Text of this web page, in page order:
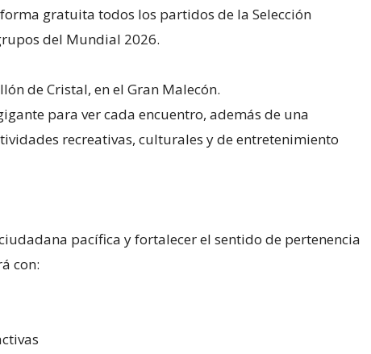
gratuita todos los partidos de la Selección
del Mundial 2026.
de Cristal, en el Gran Malecón.
para ver cada encuentro, además de una
recreativas, culturales y de entretenimiento
pacífica y fortalecer el sentido de pertenencia
con: